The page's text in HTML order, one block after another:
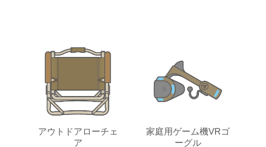
アウトドアローチェ
ア
家庭用ゲーム機VRゴ
ーグル